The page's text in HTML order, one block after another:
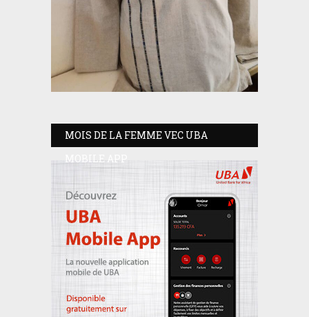
MOIS DE LA FEMME VEC UBA
MOBILE APP